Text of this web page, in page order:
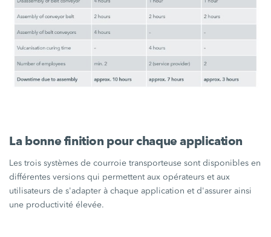
La bonne finition pour chaque application
Les trois systèmes de courroie transporteuse sont disponibles en
différentes versions qui permettent aux opérateurs et aux
utilisateurs de s'adapter à chaque application et d'assurer ainsi
une productivité élevée.